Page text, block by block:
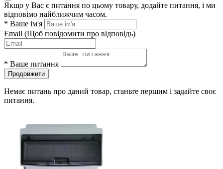
Якщо у Вас є питання по цьому товару, додайте питання, і ми
відповімо найближчим часом.
* Ваше ім'я
Email (Щоб повідомити про відповідь)
* Ваше питання
Продовжити
Немає питань про даний товар, станьте першим і задайте своє
питання.